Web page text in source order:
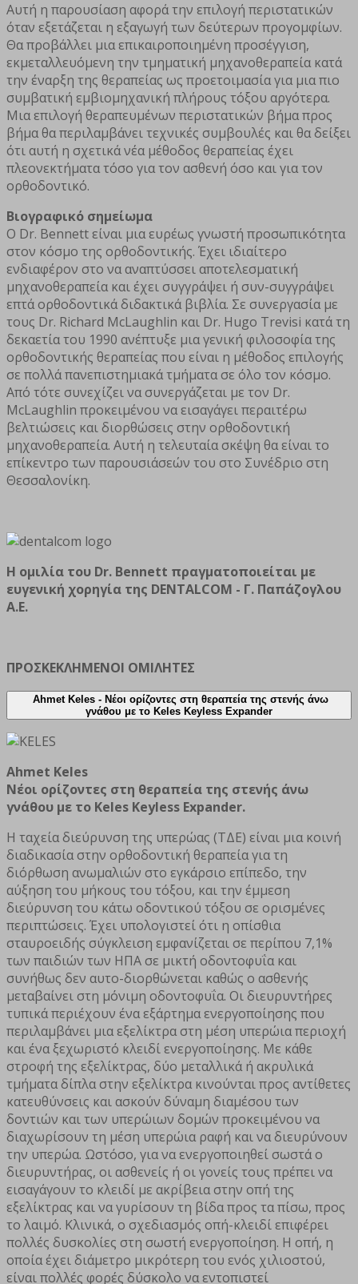
Αυτή η παρουσίαση αφορά την επιλογή περιστατικών
όταν εξετάζεται η εξαγωγή των δεύτερων προγομφίων.
Θα προβάλλει μια επικαιροποιημένη προσέγγιση,
εκμεταλλευόμενη την τμηματική μηχανοθεραπεία κατά
την έναρξη της θεραπείας ως προετοιμασία για μια πιο
συμβατική εμβιομηχανική πλήρους τόξου αργότερα.
Μια επιλογή θεραπευμένων περιστατικών βήμα προς
βήμα θα περιλαμβάνει τεχνικές συμβουλές και θα δείξει
ότι αυτή η σχετικά νέα μέθοδος θεραπείας έχει
πλεονεκτήματα τόσο για τον ασθενή όσο και για τον
ορθοδοντικό.
Βιογραφικό σημείωμα
Ο Dr. Bennett είναι μια ευρέως γνωστή προσωπικότητα
στον κόσμο της ορθοδοντικής. Έχει ιδιαίτερο
ενδιαφέρον στο να αναπτύσσει αποτελεσματική
μηχανοθεραπεία και έχει συγγράψει ή συν-συγγράψει
επτά ορθοδοντικά διδακτικά βιβλία. Σε συνεργασία με
τους Dr. Richard McLaughlin και Dr. Hugo Trevisi κατά τη
δεκαετία του 1990 ανέπτυξε μια γενική φιλοσοφία της
ορθοδοντικής θεραπείας που είναι η μέθοδος επιλογής
σε πολλά πανεπιστημιακά τμήματα σε όλο τον κόσμο.
Από τότε συνεχίζει να συνεργάζεται με τον Dr.
McLaughlin προκειμένου να εισαγάγει περαιτέρω
βελτιώσεις και διορθώσεις στην ορθοδοντική
μηχανοθεραπεία. Αυτή η τελευταία σκέψη θα είναι το
επίκεντρο των παρουσιάσεών του στο Συνέδριο στη
Θεσσαλονίκη.
Η ομιλία του Dr. Bennett πραγματοποιείται με
ευγενική χορηγία της DENTALCOM - Γ. Παπάζογλου
Α.Ε.
ΠΡΟΣΚΕΚΛΗΜΕΝΟΙ ΟΜΙΛΗΤΕΣ
Ahmet Keles - Νέοι ορίζοντες στη θεραπεία της στενής άνω
γνάθου με το Keles Keyless Expander
Ahmet Keles
Νέοι ορίζοντες στη θεραπεία της στενής άνω
γνάθου με το Keles Keyless Expander.
Η ταχεία διεύρυνση της υπερώας (ΤΔΕ) είναι μια κοινή
διαδικασία στην ορθοδοντική θεραπεία για τη
διόρθωση ανωμαλιών στο εγκάρσιο επίπεδο, την
αύξηση του μήκους του τόξου, και την έμμεση
διεύρυνση του κάτω οδοντικού τόξου σε ορισμένες
περιπτώσεις. Έχει υπολογιστεί ότι η οπίσθια
σταυροειδής σύγκλειση εμφανίζεται σε περίπου 7,1%
των παιδιών των ΗΠΑ σε μικτή οδοντοφυΐα και
συνήθως δεν αυτο-διορθώνεται καθώς ο ασθενής
μεταβαίνει στη μόνιμη οδοντοφυΐα. Οι διευρυντήρες
τυπικά περιέχουν ένα εξάρτημα ενεργοποίησης που
περιλαμβάνει μια εξελίκτρα στη μέση υπερώια περιοχή
και ένα ξεχωριστό κλειδί ενεργοποίησης. Με κάθε
στροφή της εξελίκτρας, δύο μεταλλικά ή ακρυλικά
τμήματα δίπλα στην εξελίκτρα κινούνται προς αντίθετες
κατευθύνσεις και ασκούν δύναμη διαμέσου των
δοντιών και των υπερώιων δομών προκειμένου να
διαχωρίσουν τη μέση υπερώια ραφή και να διευρύνουν
την υπερώα. Ωστόσο, για να ενεργοποιηθεί σωστά ο
διευρυντήρας, οι ασθενείς ή οι γονείς τους πρέπει να
εισαγάγουν το κλειδί με ακρίβεια στην οπή της
εξελίκτρας και να γυρίσουν τη βίδα προς τα πίσω, προς
το λαιμό. Κλινικά, ο σχεδιασμός οπή-κλειδί επιφέρει
πολλές δυσκολίες στη σωστή ενεργοποίηση. Η οπή, η
οποία έχει διάμετρο μικρότερη του ενός χιλιοστού,
είναι πολλές φορές δύσκολο να εντοπιστεί